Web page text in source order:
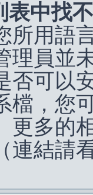
表中找
所用語
理員並
否可以
檔，您
更多的
連結請